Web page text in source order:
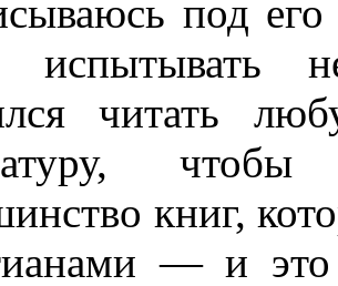
под
испытывать
читать
книг,
— и